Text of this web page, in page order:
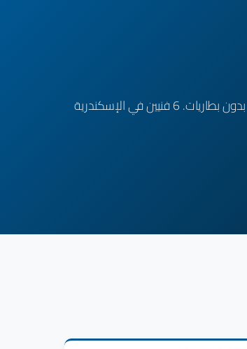
مركزنا في الإسكندرية متخصص في صيانة كل موديلات يونكرز (Hydropower, MiniMaxx, Cerapur, Therm 4000/6000). Hydropower بدون بطاريات. 6 فنيين في الإسكندرية